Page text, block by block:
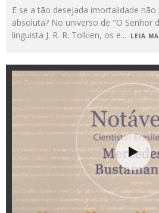
E se a tão desejada imortalidade
absoluta? No universo de "O Senhor
linguista J. R. R. Tolkien, os e... LEIA